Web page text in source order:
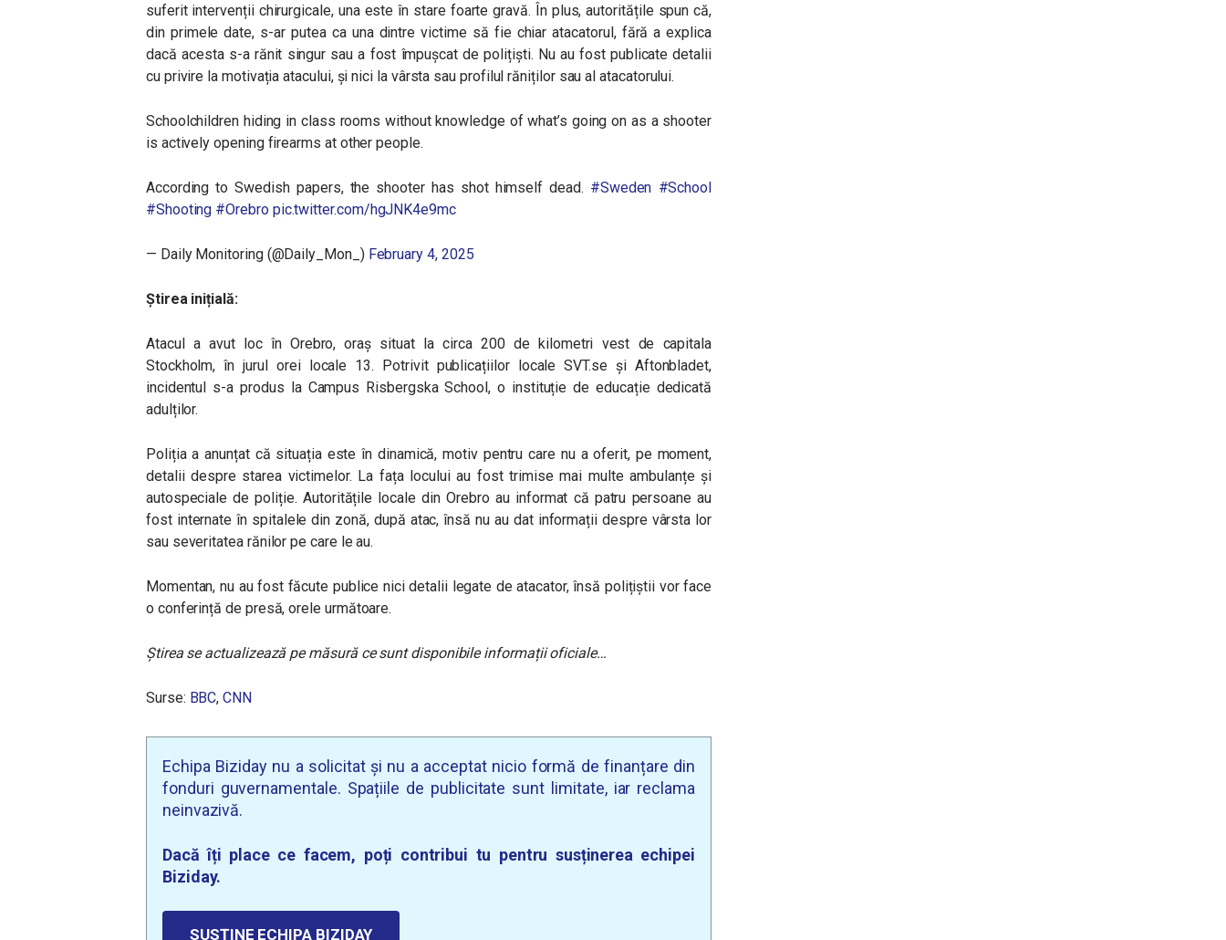
suferit intervenții chirurgicale, una este în stare foarte gravă. În plus, autoritățile spun că,
din primele date, s-ar putea ca una dintre victime să fie chiar atacatorul, fără a explica
dacă acesta s-a rănit singur sau a fost împușcat de polițiști. Nu au fost publicate detalii
cu privire la motivația atacului, și nici la vârsta sau profilul răniților sau al atacatorului.
Schoolchildren hiding in class rooms without knowledge of what’s going on as a shooter
is actively opening firearms at other people.
According to Swedish papers, the shooter has shot himself dead. #Sweden #School
#Shooting #Orebro pic.twitter.com/hgJNK4e9mc
— Daily Monitoring (@Daily_Mon_) February 4, 2025
Știrea inițială:
Atacul a avut loc în Orebro, oraș situat la circa 200 de kilometri vest de capitala
Stockholm, în jurul orei locale 13. Potrivit publicațiilor locale SVT.se și Aftonbladet,
incidentul s-a produs la Campus Risbergska School, o instituție de educație dedicată
adulților.
Poliția a anunțat că situația este în dinamică, motiv pentru care nu a oferit, pe moment,
detalii despre starea victimelor. La fața locului au fost trimise mai multe ambulanțe și
autospeciale de poliție. Autoritățile locale din Orebro au informat că patru persoane au
fost internate în spitalele din zonă, după atac, însă nu au dat informații despre vârsta lor
sau severitatea rănilor pe care le au.
Momentan, nu au fost făcute publice nici detalii legate de atacator, însă polițiștii vor face
o conferință de presă, orele următoare.
Știrea se actualizează pe măsură ce sunt disponibile informații oficiale…
Surse: BBC,CNN
Echipa Biziday nu a solicitat și nu a acceptat nicio formă de finanțare din
fonduri guvernamentale. Spațiile de publicitate sunt limitate, iar reclama
neinvazivă.
Dacă îți place ce facem, poți contribui tu pentru susținerea echipei
Biziday.
SUSȚINE ECHIPA BIZIDAY